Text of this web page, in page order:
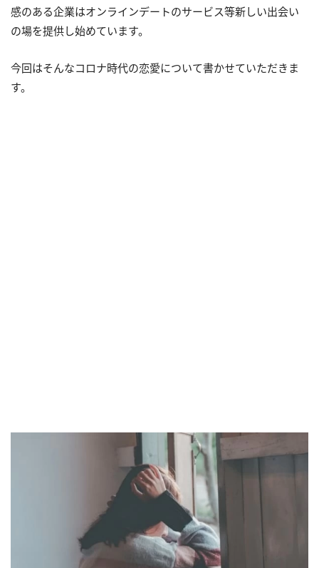
感のある企業はオンラインデートのサービス等新しい出会い
の場を提供し始めています。
今回はそんなコロナ時代の恋愛について書かせていただきま
す。